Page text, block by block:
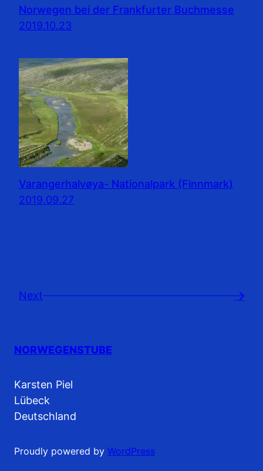
Norwegen bei der Frankfurter Buchmesse
2019.10.23
Varangerhalvøya- Nationalpark (Finnmark)
2019.09.27
Next →
NORWEGENSTUBE
Karsten Piel
Lübeck
Deutschland
Proudly powered by WordPress